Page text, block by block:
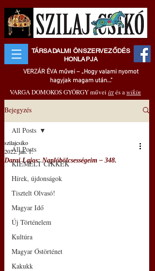
TÁRSADALMI ÖNSZERVEZŐDÉS
HONLAPJA
VERZÁR ÉVA művei – „Hogy valami nyomot
hagyjak magam után..."
VARGA DOMOKOS GYÖRGY művei ittés awikin
Bejegyzés
All Posts
KIEMELT CIKKEK
Hírek, újdonságok
Tisztelt Olvasó!
Magyar Idő
Új Történelem
Kultúra
Magyar Őstörténet
Kakukk
All Posts
Darai Lajos: Naplóbölcsességeim – 348.
szilajcsiko
2022. jan. 1.